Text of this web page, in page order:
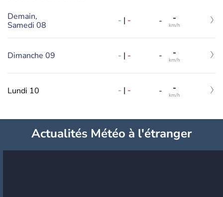
Demain,
Samedi 08
- | - - -
km/h
Dimanche 09 - | - - -
km/h
Lundi 10 - | - - -
km/h
Actualités Météo à l'étranger